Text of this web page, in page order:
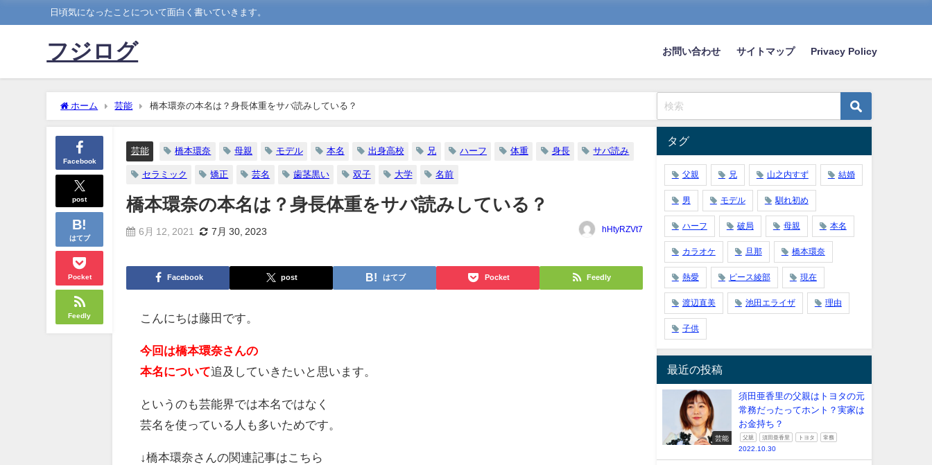
日頃気になったことについて面白く書いていきます。
フジログ お問い合わせ サイトマップ Privacy Policy
ホーム 芸能 橋本環奈の本名は？身長体重をサバ読みしている？
Facebook
post
はてブ
Pocket
Feedly
芸能 橋本環奈 母親 モデル 本名 出身高校 兄 ハーフ 体重 身長 サバ読み
セラミック 矯正 芸名 歯茎黒い 双子 大学 名前
橋本環奈の本名は？身長体重をサバ読みしている？
6月 12, 2021 7月 30, 2023 hHtyRZVt7
Facebook post はてブ Pocket Feedly
こんにちは藤田です。
今回は橋本環奈さんの
本名について追及していきたいと思います。
というのも芸能界では本名ではなく
芸名を使っている人も多いためです。
↓橋本環奈さんの関連記事はこちら
タグ
父親 兄 山之内すず 結婚
男 モデル 馴れ初め
ハーフ 破局 母親 本名
カラオケ 旦那 橋本環奈
熱愛 ピース綾部 現在
渡辺直美 池田エライザ 理由
子供
最近の投稿
芸能
須田亜香里の父親はトヨタの元
常務だったってホント？実家は
お金持ち？
父親 須田亜香里 トヨタ 常務
2022.10.30